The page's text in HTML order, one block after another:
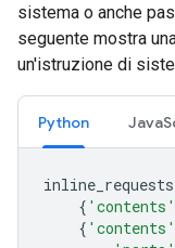
sistema o anche
seguente mostra
un'istruzione di
Python
{ 'contents'
{ 'contents'